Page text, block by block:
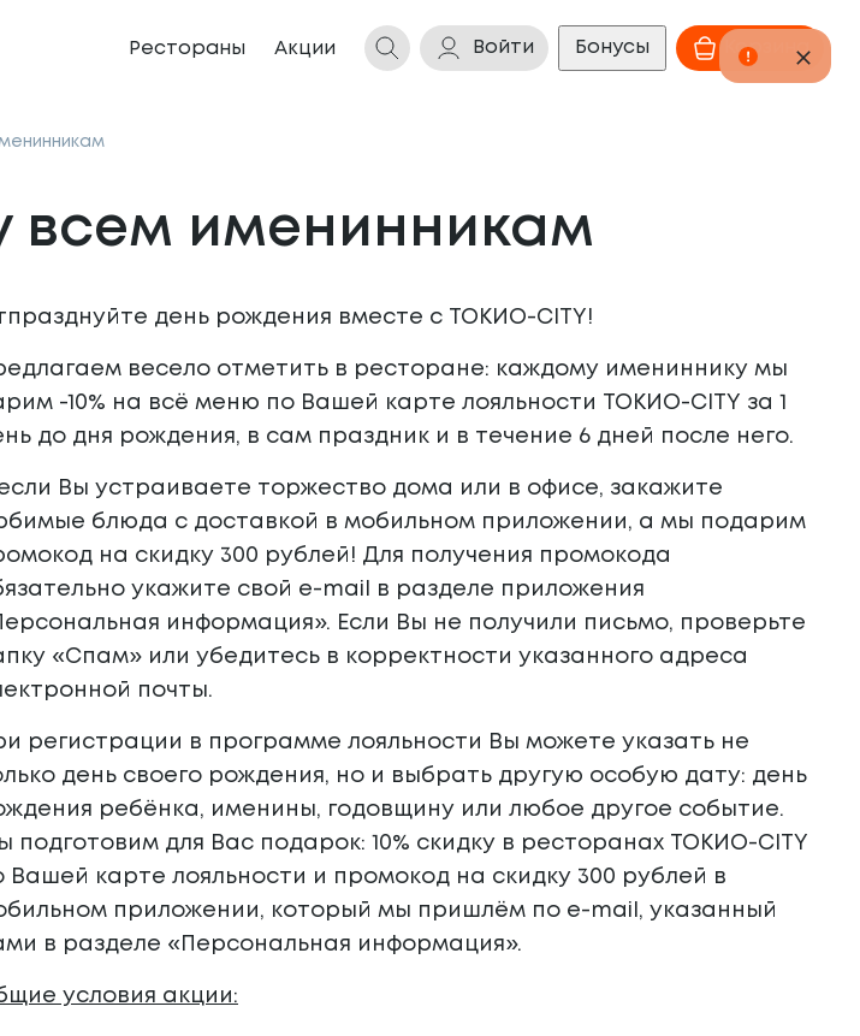
Рестораны Акции Войти Бонусы Корзина
всем именинникам
день рождения вместе с ТОКИО-CITY!
весело отметить в ресторане: каждому имениннику мы
-10% на всё меню по Вашей карте лояльности ТОКИО-CITY за 1
до дня рождения, в сам праздник и в течение 6 дней после него.
Вы устраиваете торжество дома или в офисе, закажите
блюда с доставкой в мобильном приложении, а мы подарим
на скидку 300 рублей! Для получения промокода
укажите свой e-mail в разделе приложения
информация». Если Вы не получили письмо, проверьте
«Спам» или убедитесь в корректности указанного адреса
почты.
регистрации в программе лояльности Вы можете указать не
день своего рождения, но и выбрать другую особую дату: день
ребёнка, именины, годовщину или любое другое событие.
подготовим для Вас подарок: 10% скидку в ресторанах ТОКИО-CITY
Вашей карте лояльности и промокод на скидку 300 рублей в
приложении, который мы пришлём по e-mail, указанный
в разделе «Персональная информация».
условия акции: